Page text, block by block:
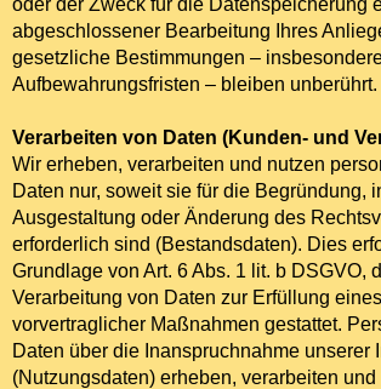
oder der Zweck für die Datenspeicherung
abgeschlossener Bearbeitung Ihres
gesetzliche Bestimmungen –
Aufbewahrungsfristen – bleiben unberührt.
Verarbeiten von Daten (Kunden- und
Wir erheben, verarbeiten und nutzen
Daten nur, soweit sie für die Begründung,
Ausgestaltung oder Änderung des
erforderlich sind (Bestandsdaten). Dies
Grundlage von Art. 6 Abs. 1 lit. b DSGVO,
Verarbeitung von Daten zur Erfüllung
vorvertraglicher Maßnahmen gestattet.
Daten über die Inanspruchnahme unserer
(Nutzungsdaten) erheben, verarbeiten und